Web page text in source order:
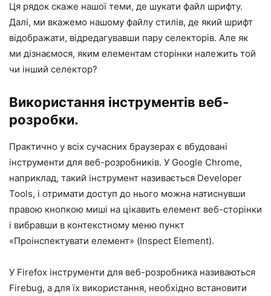
Ця рядок скаже нашої теми, де шукати файл шрифту.
Далі, ми вкажемо нашому файлу стилів, де який шрифт
відображати, відредагувавши пару селекторів. Але як
ми дізнаємося, яким елементам сторінки належить той
чи інший селектор?
Використання інструментів веб-
розробки.
Практично у всіх сучасних браузерах є вбудовані
інструменти для веб-розробників. У Google Chrome,
наприклад, такий інструмент називається Developer
Tools, і отримати доступ до нього можна натиснувши
правою кнопкою миші на цікавить елемент веб-сторінки
і вибравши в контекстному меню пункт
«Проінспектувати елемент» (Inspect Element).
У Firefox інструменти для веб-розробника називаються
Firebug, а для їх використання, необхідно встановити